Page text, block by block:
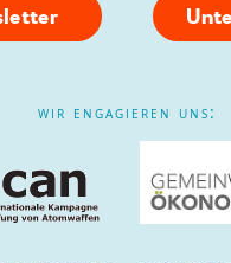
wir engagieren uns: